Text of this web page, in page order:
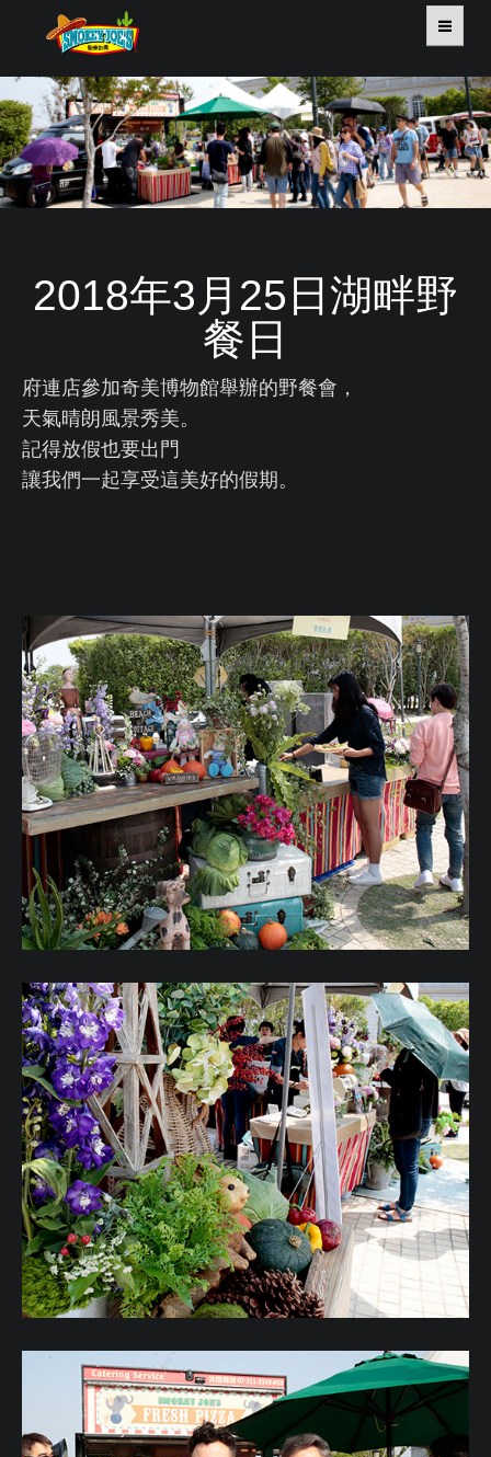
HOME
關於我們
餐飲系列
新聞中心
連絡我們
LANGUAGE
2018年3月25日湖畔野
餐日
府連店參加奇美博物館舉辦的野餐會，
天氣晴朗風景秀美。
記得放假也要出門
讓我們一起享受這美好的假期。